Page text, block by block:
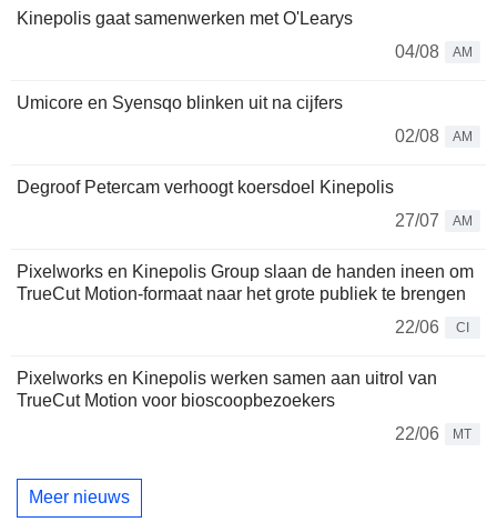
Kinepolis gaat samenwerken met O'Learys
04/08
AM
Umicore en Syensqo blinken uit na cijfers
02/08
AM
Degroof Petercam verhoogt koersdoel Kinepolis
27/07
AM
Pixelworks en Kinepolis Group slaan de handen ineen om
TrueCut Motion-formaat naar het grote publiek te brengen
22/06
CI
Pixelworks en Kinepolis werken samen aan uitrol van
TrueCut Motion voor bioscoopbezoekers
22/06
MT
Meer nieuws